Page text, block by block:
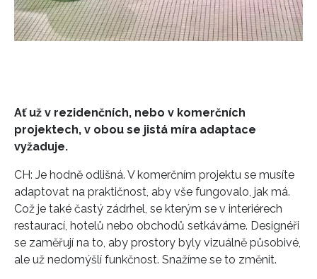
Ať už v rezidenčních, nebo v komerčních
projektech, v obou se jistá míra adaptace
vyžaduje.
CH: Je hodně odlišná. V komerčním projektu se musíte
adaptovat na praktičnost, aby vše fungovalo, jak má.
Což je také častý zádrhel, se kterým se v interiérech
restaurací, hotelů nebo obchodů setkáváme. Designéři
se zaměřují na to, aby prostory byly vizuálně působivé,
ale už nedomýšlí funkčnost. Snažíme se to změnit.